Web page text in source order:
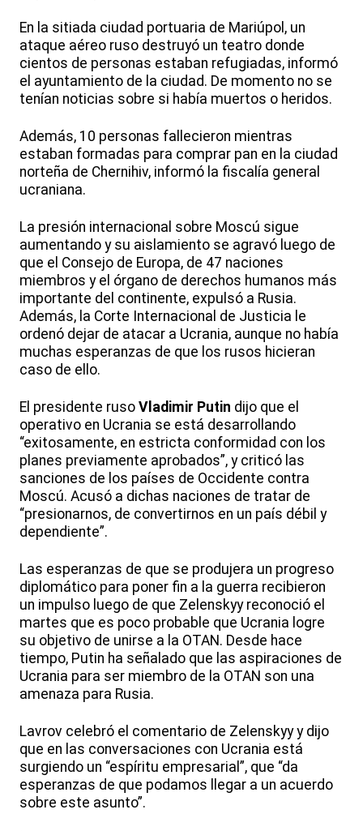
En la sitiada ciudad portuaria de Mariúpol, un
ataque aéreo ruso destruyó un teatro donde
cientos de personas estaban refugiadas, informó
el ayuntamiento de la ciudad. De momento no se
tenían noticias sobre si había muertos o heridos.
Además, 10 personas fallecieron mientras
estaban formadas para comprar pan en la ciudad
norteña de Chernihiv, informó la fiscalía general
ucraniana.
La presión internacional sobre Moscú sigue
aumentando y su aislamiento se agravó luego de
que el Consejo de Europa, de 47 naciones
miembros y el órgano de derechos humanos más
importante del continente, expulsó a Rusia.
Además, la Corte Internacional de Justicia le
ordenó dejar de atacar a Ucrania, aunque no había
muchas esperanzas de que los rusos hicieran
caso de ello.
El presidente ruso Vladimir Putin dijo que el
operativo en Ucrania se está desarrollando
“exitosamente, en estricta conformidad con los
planes previamente aprobados”, y criticó las
sanciones de los países de Occidente contra
Moscú. Acusó a dichas naciones de tratar de
“presionarnos, de convertirnos en un país débil y
dependiente”.
Las esperanzas de que se produjera un progreso
diplomático para poner fin a la guerra recibieron
un impulso luego de que Zelenskyy reconoció el
martes que es poco probable que Ucrania logre
su objetivo de unirse a la OTAN. Desde hace
tiempo, Putin ha señalado que las aspiraciones de
Ucrania para ser miembro de la OTAN son una
amenaza para Rusia.
Lavrov celebró el comentario de Zelenskyy y dijo
que en las conversaciones con Ucrania está
surgiendo un “espíritu empresarial”, que “da
esperanzas de que podamos llegar a un acuerdo
sobre este asunto”.